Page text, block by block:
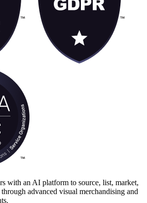
with an AI platform to source, list, market,
advanced visual merchandising and